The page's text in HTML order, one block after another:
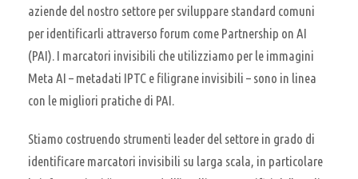
aziende del nostro settore per sviluppare standard comuni
per identificarli attraverso forum come Partnership on AI
(PAI). I marcatori invisibili che utilizziamo per le immagini
Meta AI – metadati IPTC e filigrane invisibili – sono in linea
con le migliori pratiche di PAI.
Stiamo costruendo strumenti leader del settore in grado di
identificare marcatori invisibili su larga scala, in particolare